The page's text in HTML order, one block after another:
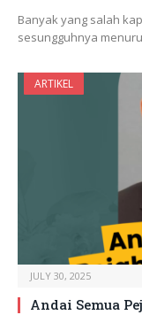
Banyak yang salah
sesungguhnya
ARTIKEL
JULY 30, 2025
Andai Semua